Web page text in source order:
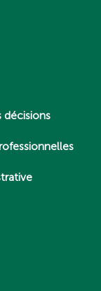
décisions